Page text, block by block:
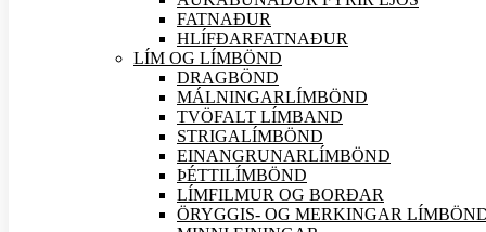
FATNAÐUR
HLÍFÐARFATNAÐUR
LÍM OG LÍMBÖND
DRAGBÖND
MÁLNINGARLÍMBÖND
TVÖFALT LÍMBAND
STRIGALÍMBÖND
EINANGRUNARLÍMBÖND
ÞÉTTILÍMBÖND
LÍMFILMUR OG BORÐAR
ÖRYGGIS- OG MERKINGAR